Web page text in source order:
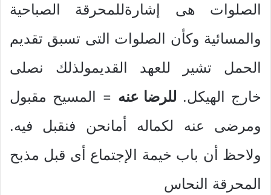
الصلوات هى إشارةللمحرقة الصباحية
والمسائية وكأن الصلوات التى تسبق تقديم
الحمل تشير للعهد القديمولذلك نصلى
خارج الهيكل. للرضا عنه = المسيح مقبول
ومرضى عنه لكماله أمانحن فنقبل فيه.
ولاحظ أن باب خيمة الإجتماع أى قبل مذبح
المحرقة النحاس